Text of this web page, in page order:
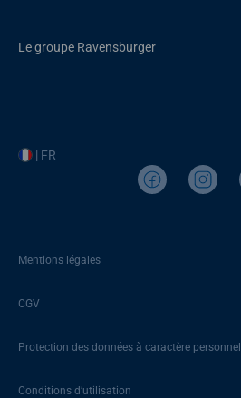
Le groupe Ravensburger
| FR
Mentions légales
CGV
Protection des données à caractère personnel
Conditions d’utilisation